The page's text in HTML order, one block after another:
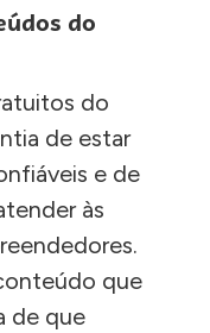
do
do
de estar
e de
às
que
de que